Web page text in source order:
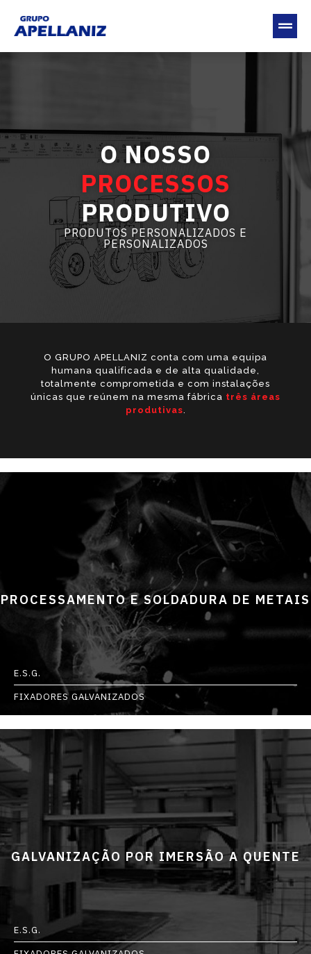
O NOSSO
PROCESSOS
PRODUTIVO
PRODUTOS PERSONALIZADOS E
PERSONALIZADOS
O GRUPO APELLANIZ conta com uma equipa
humana qualificada e de alta qualidade,
totalmente comprometida e com instalações
únicas que reúnem na mesma fábrica três áreas
produtivas.
E.S.G.
FIXADORES GALVANIZADOS
PROCESSAMENTO E SOLDADURA DE METAIS
E.S.G.
GALVANIZAÇÃO POR IMERSÃO A QUENTE